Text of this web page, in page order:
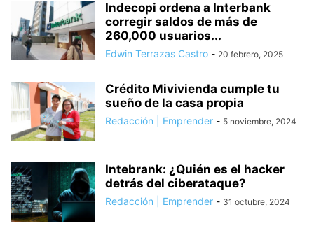
Indecopi ordena a Interbank
corregir saldos de más de
260,000 usuarios...
Edwin Terrazas Castro - 20 febrero, 2025
Crédito Mivivienda cumple tu
sueño de la casa propia
Redacción | Emprender - 5 noviembre, 2024
Intebrank: ¿Quién es el hacker
detrás del ciberataque?
Redacción | Emprender - 31 octubre, 2024